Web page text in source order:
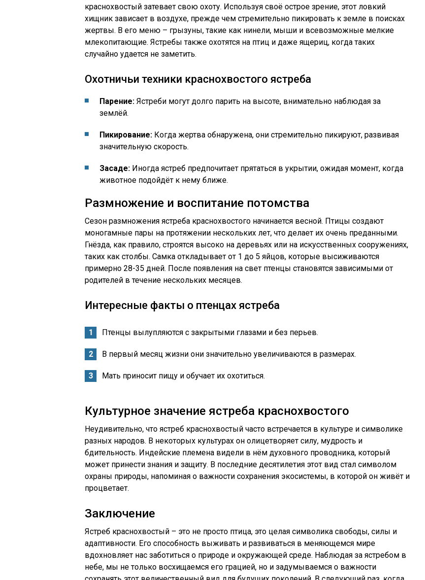
краснохвостый затевает свою охоту. Используя своё острое зрение, этот ловкий
хищник зависает в воздухе, прежде чем стремительно пикировать к земле в поисках
жертвы. В его меню – грызуны, такие как нинели, мыши и всевозможные мелкие
млекопитающие. Ястребы также охотятся на птиц и даже ящериц, когда таких
случайно удается не заметить.
Охотничьи техники краснохвостого ястреба
Парение: Ястреби могут долго парить на высоте, внимательно наблюдая за
землёй.
Пикирование: Когда жертва обнаружена, они стремительно пикируют, развивая
значительную скорость.
Засаде: Иногда ястреб предпочитает прятаться в укрытии, ожидая момент, когда
животное подойдёт к нему ближе.
Размножение и воспитание потомства
Сезон размножения ястреба краснохвостого начинается весной. Птицы создают
моногамные пары на протяжении нескольких лет, что делает их очень преданными.
Гнёзда, как правило, строятся высоко на деревьях или на искусственных сооружениях,
таких как столбы. Самка откладывает от 1 до 5 яйцов, которые высиживаются
примерно 28-35 дней. После появления на свет птенцы становятся зависимыми от
родителей в течение нескольких месяцев.
Интересные факты о птенцах ястреба
Птенцы вылупляются с закрытыми глазами и без перьев.
В первый месяц жизни они значительно увеличиваются в размерах.
Мать приносит пищу и обучает их охотиться.
Культурное значение ястреба краснохвостого
Неудивительно, что ястреб краснохвостый часто встречается в культуре и символике
разных народов. В некоторых культурах он олицетворяет силу, мудрость и
бдительность. Индейские племена видели в нём духовного проводника, который
может принести знания и защиту. В последние десятилетия этот вид стал символом
охраны природы, напоминая о важности сохранения экосистемы, в которой он живёт и
процветает.
Заключение
Ястреб краснохвостый – это не просто птица, это целая символика свободы, силы и
адаптивности. Его способность выживать и развиваться в меняющемся мире
вдохновляет нас заботиться о природе и окружающей среде. Наблюдая за ястребом в
небе, мы не только восхищаемся его грацией, но и задумываемся о важности